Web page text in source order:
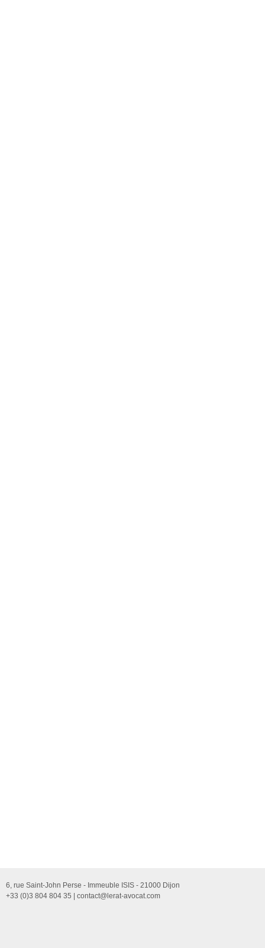
6, rue Saint-John Perse - Immeuble ISIS - 21000 Dijon
+33 (0)3 804 804 35 | contact@lerat-avocat.com